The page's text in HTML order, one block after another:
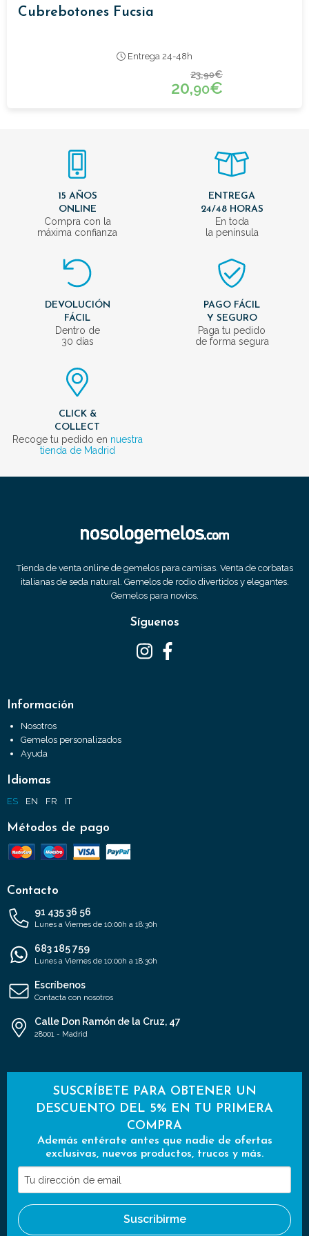
Cubrebotones Fucsia
Entrega 24-48h
23,90€
20,90€
15 AÑOS
ONLINE
Compra con la
máxima confianza
ENTREGA
24/48 HORAS
En toda
la península
DEVOLUCIÓN
FÁCIL
Dentro de
30 días
PAGO FÁCIL
Y SEGURO
Paga tu pedido
de forma segura
CLICK &
COLLECT
Recoge tu pedido en nuestra
tienda de Madrid
Tienda de venta online de gemelos para camisas. Venta de corbatas
italianas de seda natural. Gemelos de rodio divertidos y elegantes.
Gemelos para novios.
Síguenos
Información
Nosotros
Gemelos personalizados
Ayuda
Idiomas
ES EN FR IT
Métodos de pago
Contacto
91 435 36 56
Lunes a Viernes de 10:00h a 18:30h
683 185 759
Lunes a Viernes de 10:00h a 18:30h
Escríbenos
Contacta con nosotros
Calle Don Ramón de la Cruz, 47
28001 - Madrid
SUSCRÍBETE PARA OBTENER UN
DESCUENTO DEL 5% EN TU PRIMERA
COMPRA
Además entérate antes que nadie de ofertas
exclusivas, nuevos productos, trucos y más.
Tu
dirección
de
email
Suscribirme